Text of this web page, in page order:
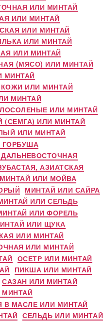
ИЛИ МИНТАЙ
ИЛИ МИНТАЙ
ИЛИ МИНТАЙ
ИЛИ МИНТАЙ
ИЛИ МИНТАЙ
(МЯСО) ИЛИ МИНТАЙ
МИНТАЙ
ИЛИ МИНТАЙ
МИНТАЙ
ИЛИ МИНТАЙ
(СЕМГА) ИЛИ МИНТАЙ
ИЛИ МИНТАЙ
ГОРБУША
АЗИАТСКАЯ
МИНТАЙ ИЛИ МОЙВА
МИНТАЙ ИЛИ САЙРА
ИЛИ СЕЛЬДЬ
ИЛИ ФОРЕЛЬ
ИЛИ ЩУКА
ИЛИ МИНТАЙ
ИЛИ МИНТАЙ
ОСЕТР ИЛИ МИНТАЙ
ПИКША ИЛИ МИНТАЙ
САЗАН ИЛИ МИНТАЙ
МИНТАЙ
В МАСЛЕ ИЛИ МИНТАЙ
СЕЛЬДЬ ИЛИ МИНТАЙ